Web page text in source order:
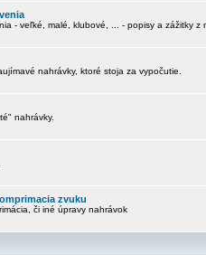
- veľké, malé, klubové, ... - popisy a zážitky z
nahrávky, ktoré stoja za vypočutie.
nahrávky.
zvuku
či iné úpravy nahrávok